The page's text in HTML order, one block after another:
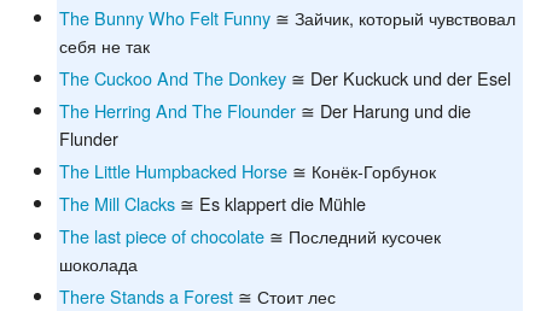
The Bunny Who Felt Funny ≅ Зайчик, который чувствовал
себя не так
The Cuckoo And The Donkey ≅ Der Kuckuck und der Esel
The Herring And The Flounder ≅ Der Harung und die
Flunder
The Little Humpbacked Horse ≅ Конёк-Горбунок
The Mill Clacks ≅ Es klappert die Mühle
The last piece of chocolate ≅ Последний кусочек
шоколада
There Stands a Forest ≅ Стоит лес